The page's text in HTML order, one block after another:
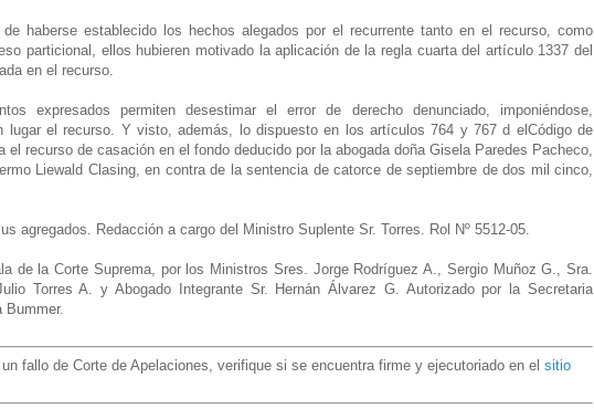
haberse establecido los hechos alegados por el recurrente tanto en el recurso, como
particional, ellos hubieren motivado la aplicación de la regla cuarta del artículo 1337 del
en el recurso.
expresados permiten desestimar el error de derecho denunciado, imponiéndose,
lugar el recurso. Y visto, además, lo dispuesto en los artículos 764 y 767 d elCódigo de
el recurso de casación en el fondo deducido por la abogada doña Gisela Paredes Pacheco,
Liewald Clasing, en contra de la sentencia de catorce de septiembre de dos mil cinco,
agregados. Redacción a cargo del Ministro Suplente Sr. Torres. Rol Nº 5512-05.
de la Corte Suprema, por los Ministros Sres. Jorge Rodríguez A., Sergio Muñoz G., Sra.
Torres A. y Abogado Integrante Sr. Hernán Álvarez G. Autorizado por la Secretaria
Bummer.
fallo de Corte de Apelaciones, verifique si se encuentra firme y ejecutoriado en el sitio